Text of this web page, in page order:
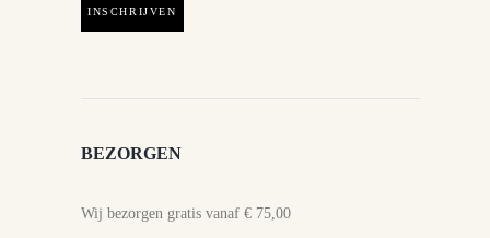
BEZORGEN
Wij bezorgen gratis vanaf € 75,00